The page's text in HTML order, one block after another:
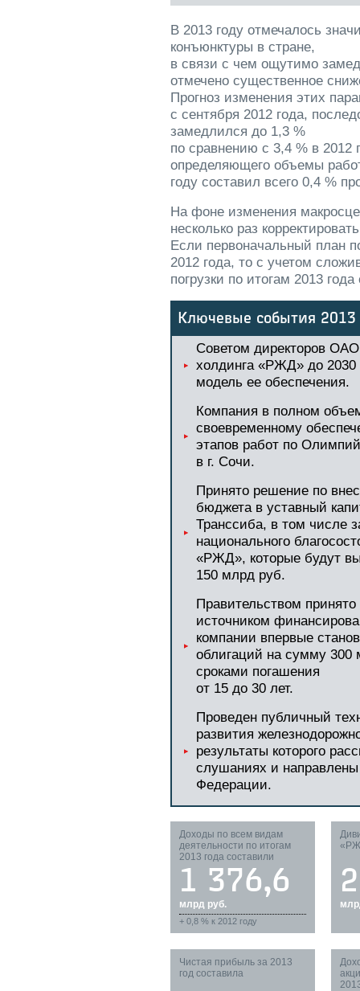
В 2013 году отмечалось
конъюнктуры в стране,
в связи с чем ощутимо
отмечено существенное
Прогноз изменения этих
с сентября 2012 года,
замедлился до 1,3 %
по сравнению с 3,4 % в 2012
определяющего объемы
году составил всего 0,4 %
На фоне изменения
несколько раз
Если первоначальный план
2012 года, то с учетом
погрузки по итогам 2013
Ключевые события 2013
Советом директоров
холдинга «РЖД» до
модель ее обеспечения.
Компания в полном
своевременному
этапов работ по
в г. Сочи.
Принято решение по
бюджета в уставный
Транссиба, в том числе
национального
«РЖД», которые будут
150 млрд руб.
Правительством
источником
компании впервые
облигаций на сумму 300
сроками погашения
от 15 до 30 лет.
Проведен публичный
развития
результаты которого
слушаниях и
Федерации.
Доходы по всем видам
деятельности по итогам
2013 года составили
1 376,6
млрд руб.
+ 0,8 % к 2012 году
Чистая прибыль за 2013
год составила